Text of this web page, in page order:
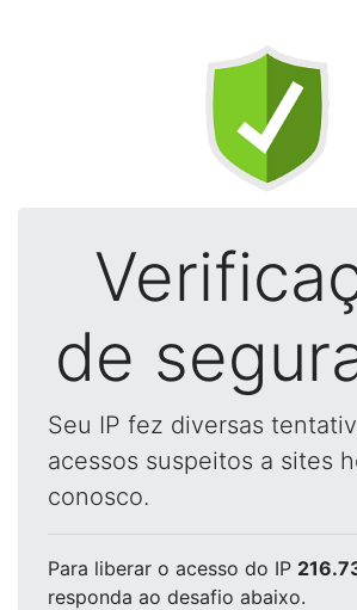
de
Seu IP fez diversas
acessos suspeitos a sites
conosco.
Para liberar o acesso do IP
responda ao desafio abaixo.